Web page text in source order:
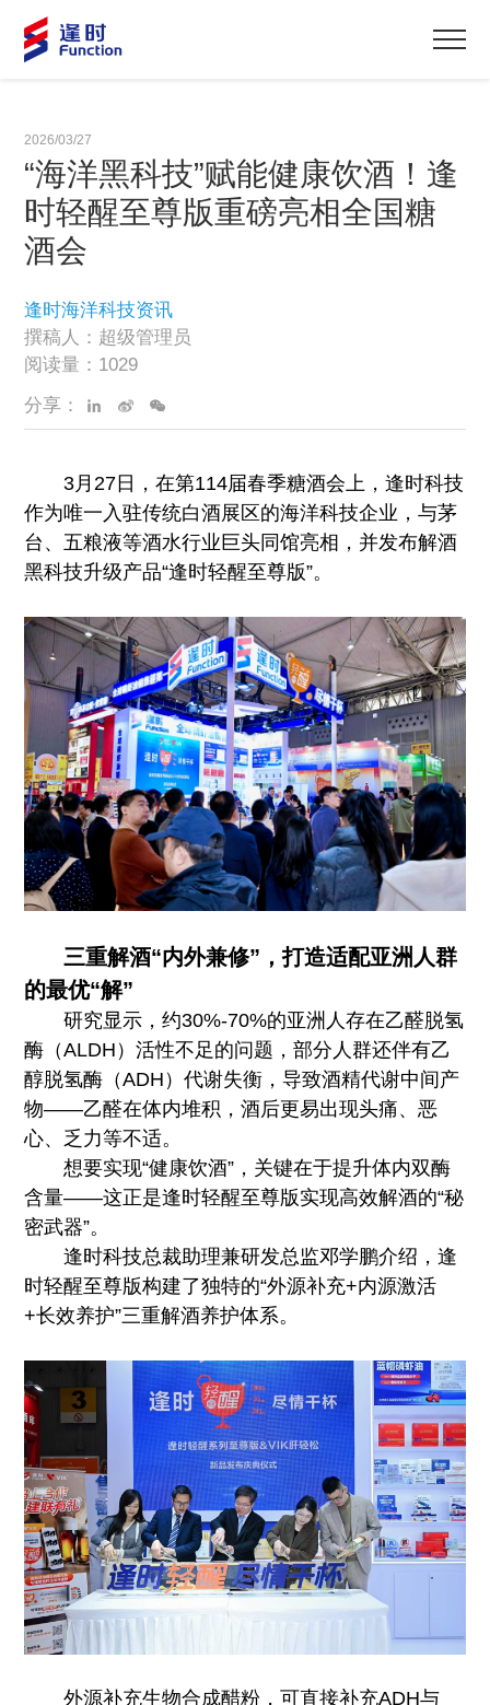
2026/03/27
“海洋黑科技”赋能健康饮酒！逢
时轻醒至尊版重磅亮相全国糖
酒会
逢时海洋科技资讯
撰稿人：超级管理员
阅读量：1029
分享：
3月27日，在第114届春季糖酒会上，逢时科技
作为唯一入驻传统白酒展区的海洋科技企业，与茅
台、五粮液等酒水行业巨头同馆亮相，并发布解酒
黑科技升级产品“逢时轻醒至尊版”。
三重解酒“内外兼修”，打造适配亚洲人群
的最优“解”
研究显示，约30%-70%的亚洲人存在乙醛脱氢
酶（ALDH）活性不足的问题，部分人群还伴有乙
醇脱氢酶（ADH）代谢失衡，导致酒精代谢中间产
物——乙醛在体内堆积，酒后更易出现头痛、恶
心、乏力等不适。
想要实现“健康饮酒”，关键在于提升体内双酶
含量——这正是逢时轻醒至尊版实现高效解酒的“秘
密武器”。
逢时科技总裁助理兼研发总监邓学鹏介绍，逢
时轻醒至尊版构建了独特的“外源补充+内源激活
+长效养护”三重解酒养护体系。
外源补充生物合成醋粉，可直接补充ADH与